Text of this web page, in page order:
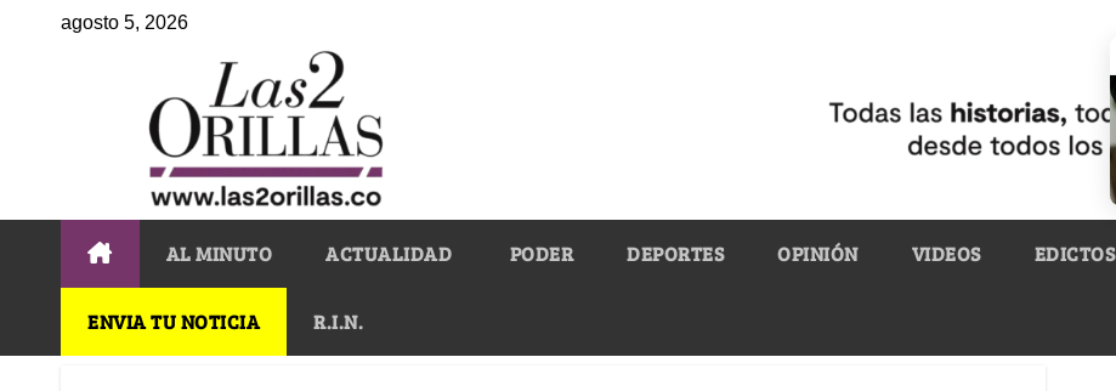
agosto 5, 2026
AL MINUTO ACTUALIDAD PODER DEPORTES OPINIÓN VIDEOS EDICTOS
ENVIA TU NOTICIA R.I.N.